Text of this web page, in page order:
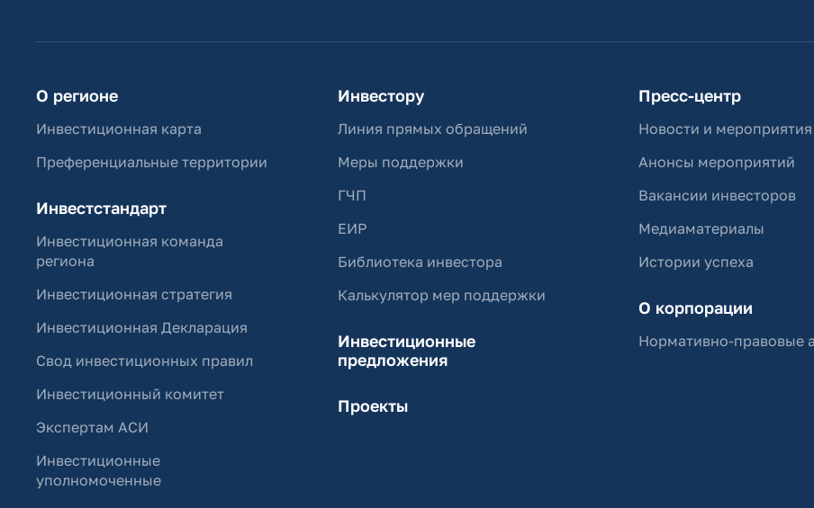
О регионе
Инвестиционная карта
Преференциальные территории
Инвестстандарт
Инвестиционная команда
региона
Инвестиционная стратегия
Инвестиционная Декларация
Свод инвестиционных правил
Инвестиционный комитет
Экспертам АСИ
Инвестиционные
уполномоченные
Инвестору
Линия прямых обращений
Меры поддержки
ГЧП
ЕИР
Библиотека инвестора
Калькулятор мер поддержки
Инвестиционные
предложения
Проекты
Пресс-центр
Новости и мероприятия
Анонсы мероприятий
Вакансии инвесторов
Медиаматериалы
Истории успеха
О корпорации
Нормативно-правовые